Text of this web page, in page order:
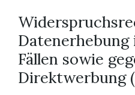
Datenerhebung
Fällen sowie
Direktwerbung